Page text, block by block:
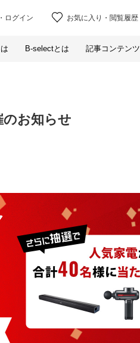
ログイン お気に入り ・ 閲覧履歴
B-selectとは 記事コンテンツ
お知らせ